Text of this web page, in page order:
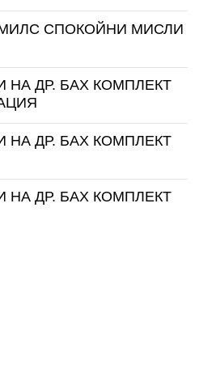
СПОКОЙНИ МИСЛИ
ДР. БАХ КОМПЛЕКТ
ДР. БАХ КОМПЛЕКТ
ДР. БАХ КОМПЛЕКТ